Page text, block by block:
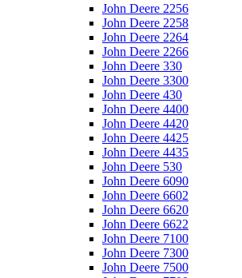
John Deere 2256
John Deere 2258
John Deere 2264
John Deere 2266
John Deere 330
John Deere 3300
John Deere 430
John Deere 4400
John Deere 4420
John Deere 4425
John Deere 4435
John Deere 530
John Deere 6090
John Deere 6602
John Deere 6620
John Deere 6622
John Deere 7100
John Deere 7300
John Deere 7500